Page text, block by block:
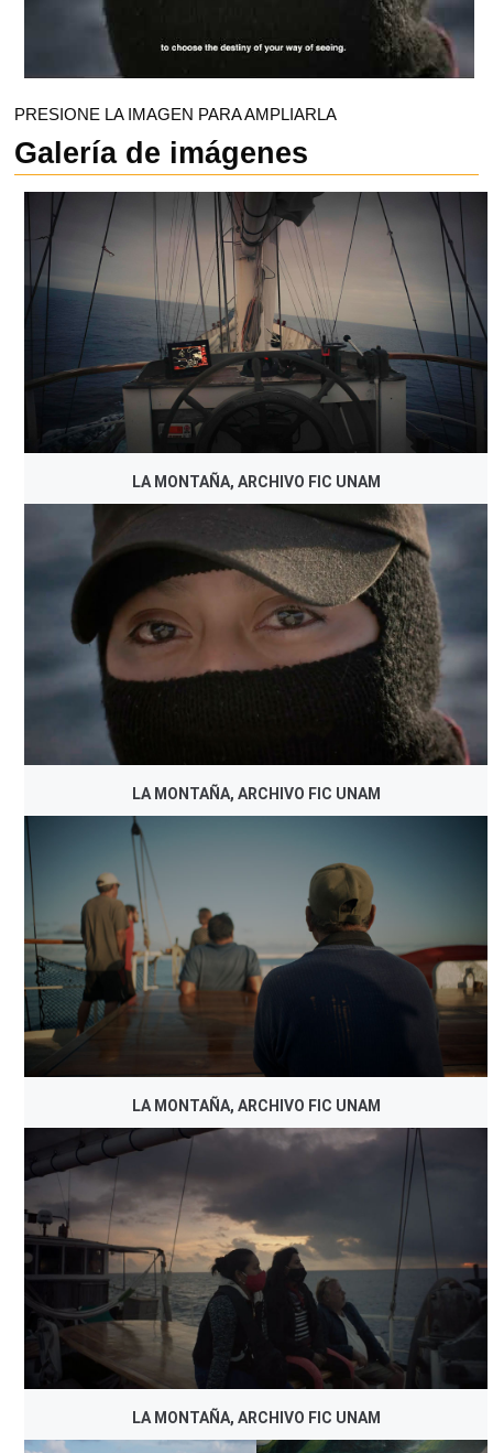
PRESIONE LA IMAGEN PARA AMPLIARLA
Galería de imágenes
LA MONTAÑA, ARCHIVO FIC UNAM
LA MONTAÑA, ARCHIVO FIC UNAM
LA MONTAÑA, ARCHIVO FIC UNAM
LA MONTAÑA, ARCHIVO FIC UNAM